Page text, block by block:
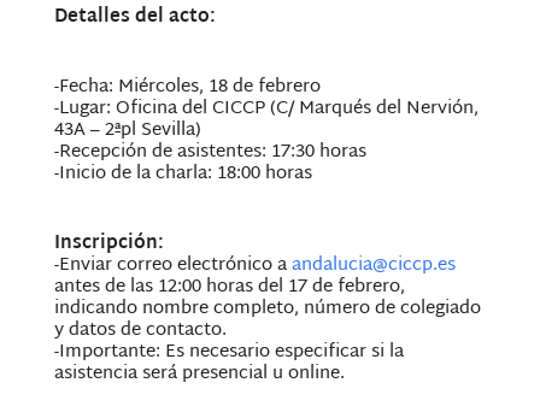
Detalles del acto:
-Fecha: Miércoles, 18 de febrero
-Lugar: Oficina del CICCP (C/ Marqués del Nervión,
43A – 2ªpl Sevilla)
-Recepción de asistentes: 17:30 horas
-Inicio de la charla: 18:00 horas
Inscripción:
-Enviar correo electrónico aandalucia@ciccp.es
antes de las 12:00 horas del 17 de febrero,
indicando nombre completo, número de colegiado
y datos de contacto.
-Importante: Es necesario especificar si la
asistencia será presencial u online.